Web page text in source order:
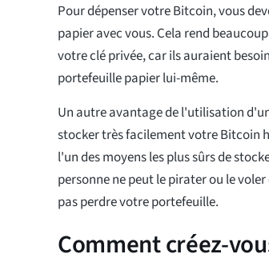
Pour dépenser votre Bitcoin, vous
papier avec vous. Cela rend
votre clé privée, car ils auraient
portefeuille papier lui-même.
Un autre avantage de l'utilisation
stocker très facilement votre Bitcoin
l'un des moyens les plus sûrs de
personne ne peut le pirater ou le
pas perdre votre portefeuille.
Comment créez-